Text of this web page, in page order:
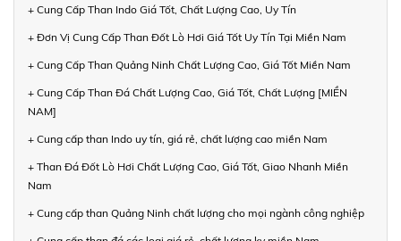
+ Cung Cấp Than Indo Giá Tốt, Chất Lượng Cao, Uy Tín
+ Đơn Vị Cung Cấp Than Đốt Lò Hơi Giá Tốt Uy Tín Tại Miền Nam
+ Cung Cấp Than Quảng Ninh Chất Lượng Cao, Giá Tốt Miền Nam
+ Cung Cấp Than Đá Chất Lượng Cao, Giá Tốt, Chất Lượng [MIỀN
NAM]
+ Cung cấp than Indo uy tín, giá rẻ, chất lượng cao miền Nam
+ Than Đá Đốt Lò Hơi Chất Lượng Cao, Giá Tốt, Giao Nhanh Miền
Nam
+ Cung cấp than Quảng Ninh chất lượng cho mọi ngành công nghiệp